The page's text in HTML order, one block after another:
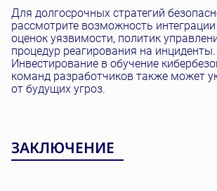
Для долгосрочных стратегий
рассмотрите возможность
оценок уязвимости, политик
процедур реагирования на инциденты.
Инвестирование в обучение
команд разработчиков также может
от будущих угроз.
ЗАКЛЮЧЕНИЕ